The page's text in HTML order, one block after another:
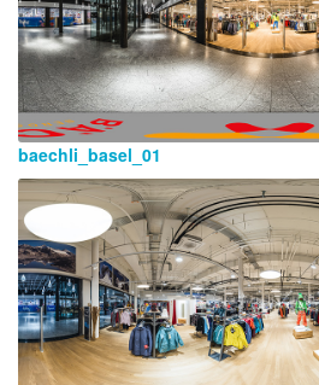
baechli_basel_01